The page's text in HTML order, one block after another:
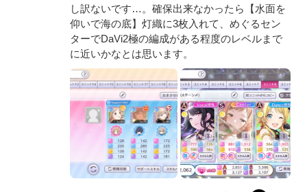
し訳ないです…。確保出来なかったら【水面を
仰いで海の底】灯織に3枚入れて、めぐるセン
ターでDaVi2極の編成がある程度のレベルまで
に近いかなとは思います。